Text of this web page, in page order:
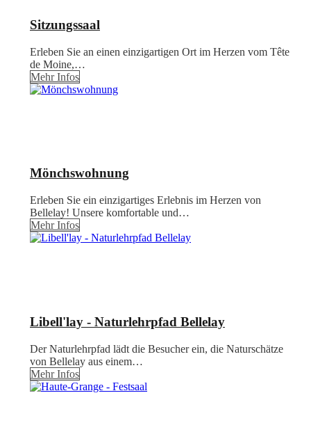
Sitzungssaal
Erleben Sie an einen einzigartigen Ort im Herzen vom Tête
de Moine,…
Mehr Infos
Mönchswohnung
Erleben Sie ein einzigartiges Erlebnis im Herzen von
Bellelay! Unsere komfortable und…
Mehr Infos
Libell'lay - Naturlehrpfad Bellelay
Der Naturlehrpfad lädt die Besucher ein, die Naturschätze
von Bellelay aus einem…
Mehr Infos